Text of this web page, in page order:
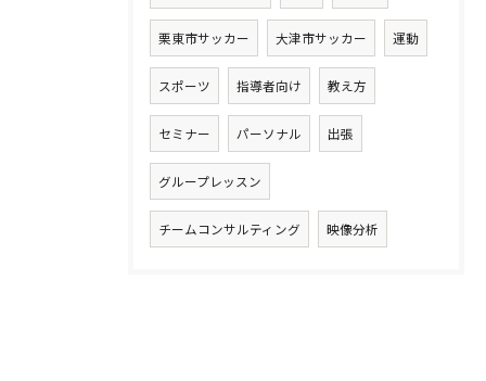
栗東市サッカー 大津市サッカー 運動
スポーツ 指導者向け 教え方
セミナー パーソナル 出張
グループレッスン
チームコンサルティング 映像分析